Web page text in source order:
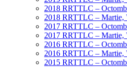
2018 RRTTLC –
2018 RRTTLC – Martie,
2017 RRTTLC –
2017 RRTTLC – Martie,
2016 RRTTLC –
2016 RRTTLC – Martie,
2015 RRTTLC –